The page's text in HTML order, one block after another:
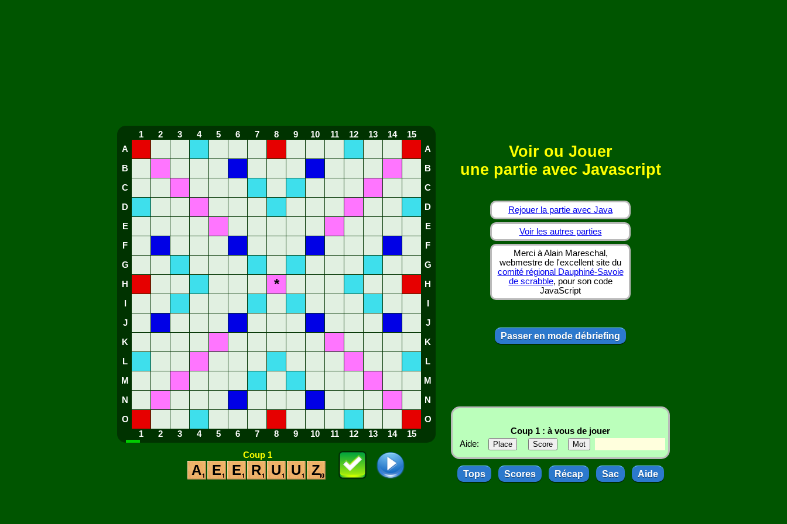
1 2 3 4 5 6 7 8 9 10 11 12 13 14
15
A
A
B B
C C
D D
E E
F F
G G
H * H
J J
K K
L L
M M
N N
O
O
1
2 3 4 5 6 7 8 9 10 11 12 13 14 15
Coup 1
A E E R U U Z
Voir ou Jouer
une partie avec Javascript
Rejouer la partie avec Java
Voir les autres parties
Merci à Alain Mareschal,
webmestre de l'excellent site du
comité régional Dauphiné-Savoie
de scrabble, pour son code
JavaScript
Passer en mode débriefing
Coup 1 : à vous de jouer
Aide:
Tops Scores Récap Sac Aide